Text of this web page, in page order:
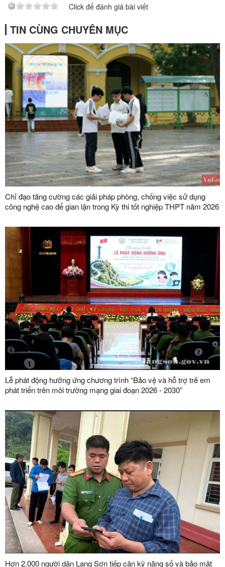
Click để đánh giá bài viết
TIN CÙNG CHUYÊN MỤC
Chỉ đạo tăng cường các giải pháp phòng, chống việc sử dụng
công nghệ cao để gian lận trong Kỳ thi tốt nghiệp THPT năm 2026
Lễ phát động hưởng ứng chương trình “Bảo vệ và hỗ trợ trẻ em
phát triển trên môi trường mạng giai đoạn 2026 - 2030”
Hơn 2.000 người dân Lạng Sơn tiếp cận kỹ năng số và bảo mật